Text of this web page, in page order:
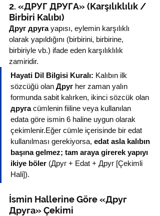
2. «ДРУГ ДРУГА» (Karşılıklılık /
Birbiri Kalıbı)
Друг друга yapısı, eylemin karşılıklı
olarak yapıldığını (birbirini, birbirine,
birbiriyle vb.) ifade eden karşılıklılık
zamiridir.
Hayati Dil Bilgisi Kuralı: Kalıbın ilk
sözcüğü olan Друг her zaman yalın
formunda sabit kalırken, ikinci sözcük olan
друга cümlenin fiiline veya kullanılan
edata göre ismin 6 haline uygun olarak
çekimlenir.Eğer cümle içerisinde bir edat
kullanılması gerekiyorsa, edat asla kalıbın
başına gelmez; tam araya girerek yapıyı
ikiye böler (Друг + Edat + Друг [Çekimli
Hali]).
İsmin Hallerine Göre «Друг
Друга» Çekimi